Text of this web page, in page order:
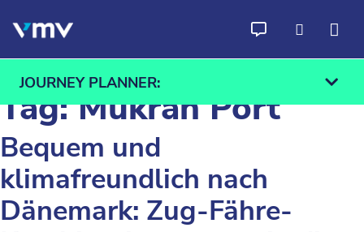
JOURNEY PLANNER:
From To
Find
Tag:Mukran Port
Bequem und
klimafreundlich nach
Dänemark: Zug-Fähre-